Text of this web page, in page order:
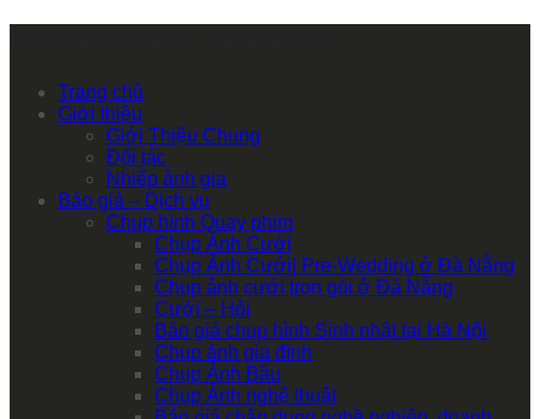
Trang chủ
Giới thiệu
Giới Thiệu Chung
Đối tác
Nhiếp ảnh gia
Báo giá – Dịch vụ
Chụp hình Quay phim
Chụp Ảnh Cưới
Chụp Ảnh Cưới| Pre-Wedding ở Đà Nẵng
Chụp ảnh cưới trọn gói ở Đà Nẵng
Cưới – Hỏi
Báo giá chụp hình Sinh nhật tại Hà Nội
Chụp ảnh gia đình
Chụp Ảnh Bầu
Chụp Ảnh nghệ thuật